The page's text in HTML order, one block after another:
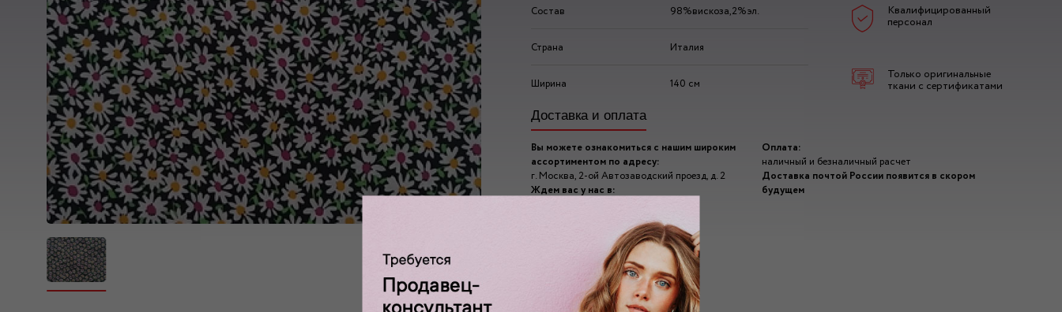
Состав 98%вискоза,2%эл.
Страна Италия
Ширина 140 см
Квалифицированный
персонал
Только оригинальные
ткани с сертификатами
Доставка и оплата
Вы можете ознакомиться с нашим широким
ассортиментом по адресу:
г. Москва, 2-ой Автозаводский проезд, д. 2
Ждем вас у нас в:
сб/вс: 10.00 - 19.00/18.00
Оплата:
наличный и безналичный расчет
Доставка почтой России появится в скором
будущем